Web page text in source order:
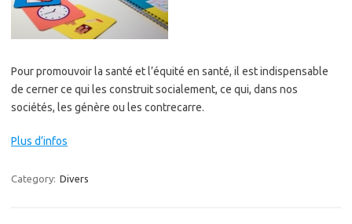
Pour promouvoir la santé et l’équité en santé, il est indispensable
de cerner ce qui les construit socialement, ce qui, dans nos
sociétés, les génère ou les contrecarre.
Plus d’infos
Category: Divers